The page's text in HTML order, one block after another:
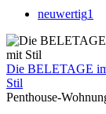
neuwertig1
Die BELETAGE
Stil
Penthouse-